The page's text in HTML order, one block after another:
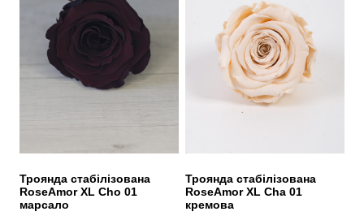
Троянда стабілізована
RoseAmor XL Cho 01
марсало
Троянда стабілізована
RoseAmor XL Cha 01
кремова